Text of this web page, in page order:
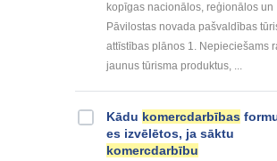
kopīgas nacionālos, reģionālos un
Pāvilostas novada pašvaldības
attīstības plānos 1. Nepieciešams
jaunus tūrisma produktus, ...
Kādu komercdarbības
es izvēlētos, ja sāktu
komercdarbību